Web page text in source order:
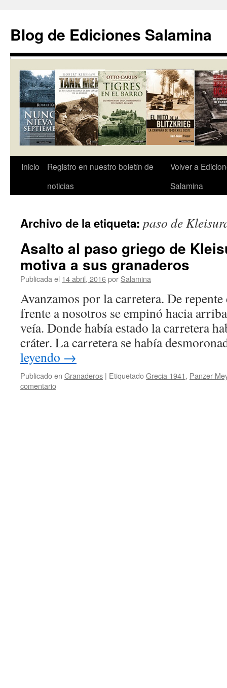
contenido
Blog de Ediciones Salamina
Inicio
Registro en nuestro boletín de
noticias
Volver a
Salamina
Archivo de la etiqueta: paso de
Asalto al paso griego de
motiva a sus granaderos
Publicada el 14 abril, 2016por Salamina
Avanzamos por la carretera. De
frente a nosotros se empinó hacia
veía. Donde había estado la carretera
cráter. La carretera se había
leyendo →
Publicado en Granaderos | EtiquetadoGrecia 1941, Panzer
comentario